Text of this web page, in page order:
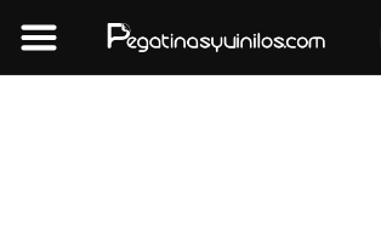
al
contenido